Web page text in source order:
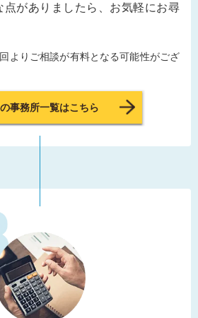
点がありましたら、お気軽にお尋
よりご相談が有料となる可能性がござ
事務所一覧はこちら